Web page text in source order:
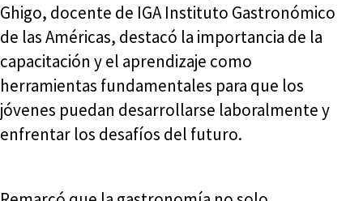
Ghigo, docente de IGA Instituto Gastronómico
de las Américas, destacó la importancia de la
capacitación y el aprendizaje como
herramientas fundamentales para que los
jóvenes puedan desarrollarse laboralmente y
enfrentar los desafíos del futuro.